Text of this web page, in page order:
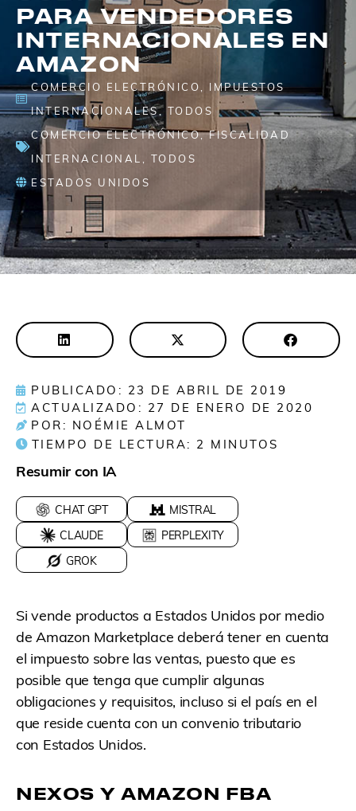
PARA VENDEDORES
INTERNACIONALES EN
AMAZON
COMERCIO ELECTRÓNICO
IMPUESTOS
INTERNACIONALES, TODOS
COMERCIO ELECTRÓNICO,FISCALIDAD
INTERNACIONAL
TODOS
ESTADOS UNIDOS
PUBLICADO: 23 DE ABRIL DE 2019
ACTUALIZADO: 27 DE ENERO DE 2020
POR: NOÉMIE ALMOT
TIEMPO DE LECTURA: 2 MINUTOS
Resumir con IA
CHAT GPT
MISTRAL
CLAUDE
PERPLEXITY
GROK
Si vende productos a Estados Unidos por medio
de Amazon Marketplace deberá tener en cuenta
el impuesto sobre las ventas, puesto que es
posible que tenga que cumplir algunas
obligaciones y requisitos, incluso si el país en el
que reside cuenta con un convenio tributario
con Estados Unidos.
NEXOS Y AMAZON FBA